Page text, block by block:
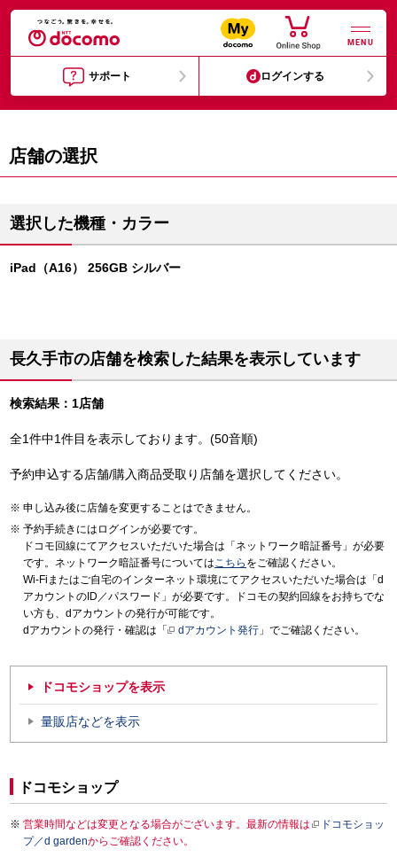
MENU
サポート ログインする
店舗の選択
選択した機種・カラー
iPad（A16） 256GB シルバー
長久手市の店舗を検索した結果を表示しています
検索結果：1店舗
全1件中1件目を表示しております。(50音順)
予約申込する店舗/購入商品受取り店舗を選択してください。
申し込み後に店舗を変更することはできません。
予約手続きにはログインが必要です。
ドコモ回線にてアクセスいただいた場合は「ネットワーク暗証番号」が必要
です。ネットワーク暗証番号についてはこちら をご確認ください。
Wi-Fiまたはご自宅のインターネット環境にてアクセスいただいた場合は「d
アカウントのID／パスワード」が必要です。ドコモの契約回線をお持ちでな
い方も、dアカウントの発行が可能です。
dアカウントの発行・確認は「
dアカウント発行 」でご確認ください。
ドコモショップを表示
量販店などを表示
ドコモショップ
営業時間などは変更となる場合がございます。最新の情報は
ドコモショッ
プ／d gardenからご確認ください。